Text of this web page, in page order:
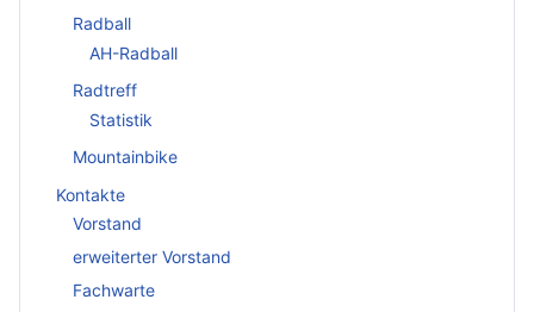
Radball
AH-Radball
Radtreff
Statistik
Mountainbike
Kontakte
Vorstand
erweiterter Vorstand
Fachwarte